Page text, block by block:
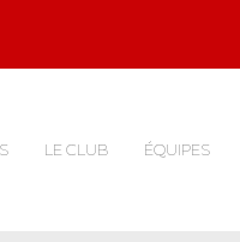
LE CLUB ÉQUIPES